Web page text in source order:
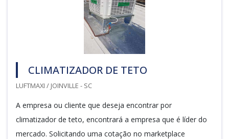
CLIMATIZADOR DE TETO
LUFTMAXI / JOINVILLE - SC
A empresa ou cliente que deseja encontrar por
climatizador de teto, encontrará a empresa que é líder do
mercado. Solicitando uma cotação no marketplace